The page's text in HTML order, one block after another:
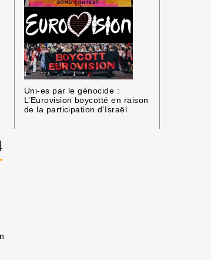
Uni-es par le génocide :
L’Eurovision boycotté en raison
de la participation d’Israël